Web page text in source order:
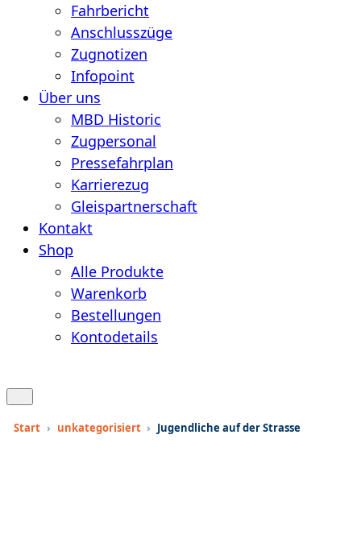
Fahrbericht
Anschlusszüge
Zugnotizen
Infopoint
Über uns
MBD Historic
Zugpersonal
Pressefahrplan
Karrierezug
Gleispartnerschaft
Kontakt
Shop
Alle Produkte
Warenkorb
Bestellungen
Kontodetails
anzeigen
Suche
oder
Start › unkategorisiert › Jugendliche auf der Strasse